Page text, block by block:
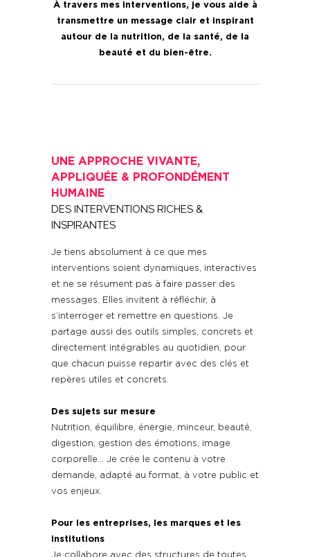
À travers mes interventions, je vous aide à
transmettre un message clair et inspirant
autour de la nutrition, de la santé, de la
beauté et du bien-être.
UNE APPROCHE VIVANTE,
APPLIQUÉE & PROFONDÉMENT
HUMAINE
DES INTERVENTIONS RICHES &
INSPIRANTES
Je tiens absolument à ce que mes
interventions soient dynamiques, interactives
et ne se résument pas à faire passer des
messages. Elles invitent à réfléchir, à
s’interroger et remettre en questions. Je
partage aussi des outils simples, concrets et
directement intégrables au quotidien, pour
que chacun puisse repartir avec des clés et
repères utiles et concrets.
Des sujets sur mesure
Nutrition, équilibre, énergie, minceur, beauté,
digestion, gestion des émotions, image
corporelle… Je crée le contenu à votre
demande, adapté au format, à votre public et
vos enjeux.
Pour les entreprises, les marques et les
institutions